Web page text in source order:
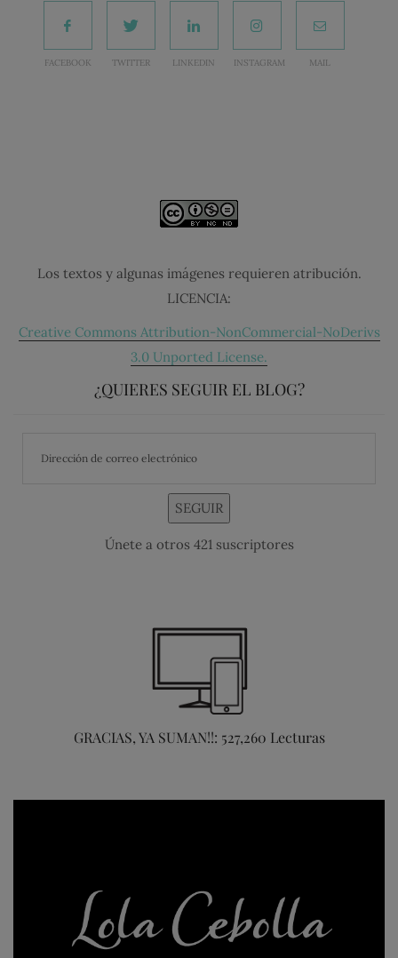
FACEBOOK TWITTER LINKEDIN INSTAGRAM MAIL
Los textos y algunas imágenes requieren atribución.
LICENCIA:
Creative Commons Attribution-NonCommercial-NoDerivs
3.0 Unported License.
¿QUIERES SEGUIR EL BLOG?
SEGUIR
Únete a otros 421 suscriptores
GRACIAS, YA SUMAN!!: 527,260 Lecturas